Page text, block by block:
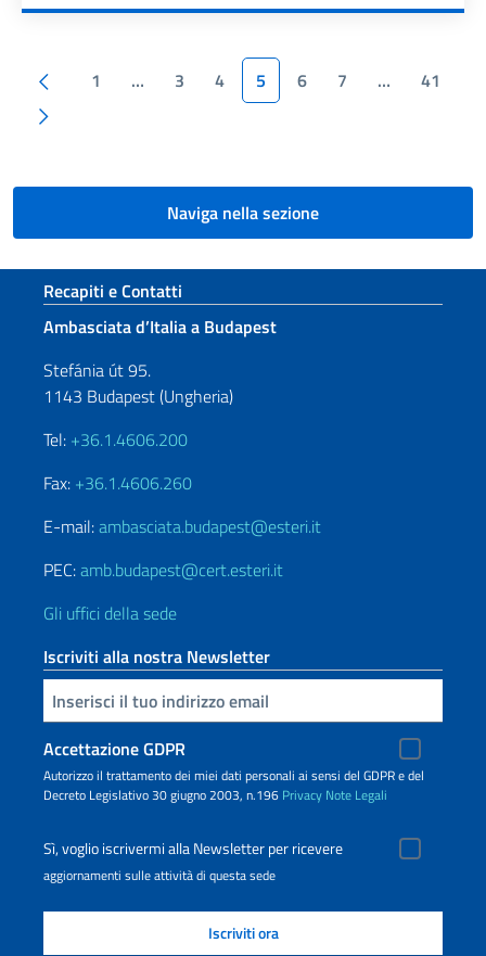
Paginazione
Pagina precedente
1 … 3 4 5 6 7 …
41
Naviga nella sezione
Sezione footer
Recapiti e Contatti
Ambasciata d’Italia a Budapest
Stefánia út 95.
1143 Budapest (Ungheria)
Tel: +36.1.4606.200
Fax: +36.1.4606.260
E-mail:ambasciata.budapest@esteri.it
PEC:amb.budapest@cert.esteri.it
Gli uffici della sede
Iscriviti alla nostra Newsletter
Inserisci la tua email
Accettazione GDPR
Autorizzo il trattamento dei miei dati personali ai sensi del GDPR e del
Decreto Legislativo 30 giugno 2003, n.196 Privacy Note Legali
Sì, voglio iscrivermi alla Newsletter per ricevere
aggiornamenti sulle attività di questa sede